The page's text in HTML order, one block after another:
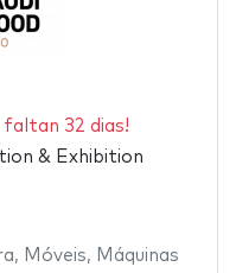
faltan 32 dias!
& Exhibition
, Móveis, Máquinas